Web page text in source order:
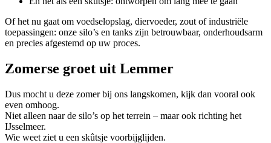
Of het nu gaat om voedselopslag, diervoeder, zout of industriële
toepassingen: onze silo’s en tanks zijn betrouwbaar, onderhoudsarm
en precies afgestemd op uw proces.
Zomerse groet uit Lemmer
Dus mocht u deze zomer bij ons langskomen, kijk dan vooral ook
even omhoog.
Niet alleen naar de silo’s op het terrein – maar ook richting het
IJsselmeer.
Wie weet ziet u een skûtsje voorbijglijden.